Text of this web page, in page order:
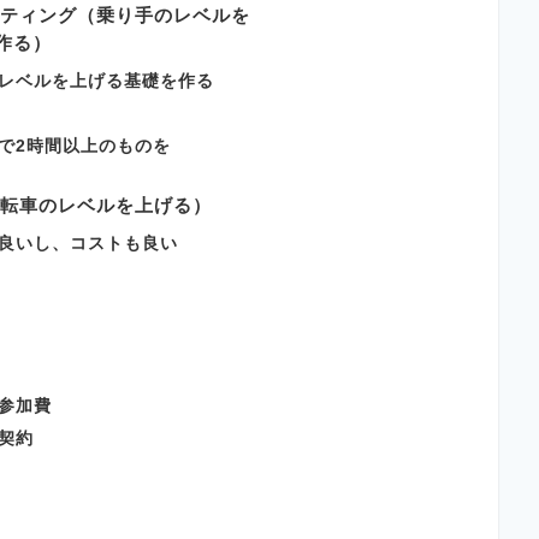
ィング（乗り手のレベルを
る）
ベルを上げる基礎を作る
2時間以上のものを
車のレベルを上げる）
いし、コストも良い
加費
約